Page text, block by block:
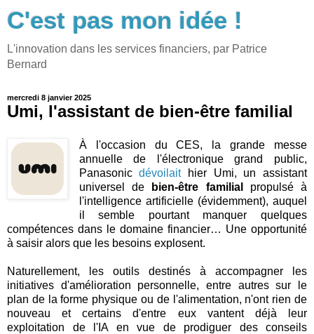
C'est pas mon idée !
L'innovation dans les services financiers, par Patrice
Bernard
mercredi 8 janvier 2025
Umi, l'assistant de bien-être familial
À l'occasion du CES, la grande messe
annuelle de l'électronique grand public,
Panasonicdévoilaithier Umi, un assistant
universel de
bien-être familial
propulsé à
l'intelligence artificielle (évidemment), auquel
il semble pourtant manquer quelques
compétences dans le domaine financier… Une opportunité
à saisir alors que les besoins explosent.
Naturellement, les outils destinés à accompagner les
initiatives d'amélioration personnelle, entre autres sur le
plan de la forme physique ou de l'alimentation, n'ont rien de
nouveau et certains d'entre eux vantent déjà leur
exploitation de l'IA en vue de prodiguer des conseils